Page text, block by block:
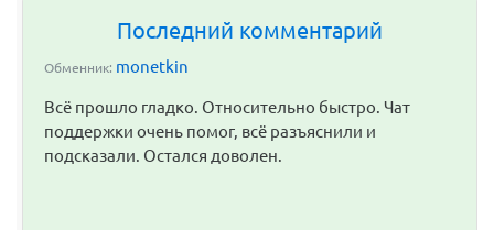
Последний комментарий
Обменник: monetkin
Всё прошло гладко. Относительно быстро. Чат
поддержки очень помог, всё разъяснили и
подсказали. Остался доволен.